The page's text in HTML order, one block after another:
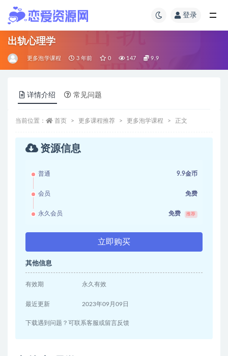
登录
出轨心理学
更多泡学课程 3 年前 0 147 9.9
详情介绍 常见问题
当前位置： 首页 更多课程推荐 更多泡学课程 正文
资源信息
普通 9.9金币
会员 免费
永久会员 免费 推荐
立即购买
其他信息
有效期 永久有效
最近更新 2023年09月09日
下载遇到问题？可联系客服或留言反馈